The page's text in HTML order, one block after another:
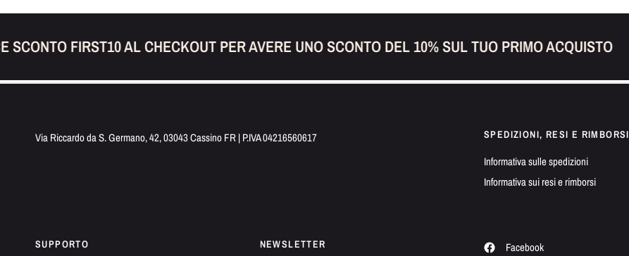
FIRST10 AL CHECKOUT PER AVERE UNO SCONTO DEL 10% SUL TUO PRIMO ACQUISTO
Via Riccardo da S. Germano, 42, 03043 Cassino FR | P.IVA 04216560617 SPEDIZIONI, RESI E RIMBORSI
Informativa sulle spedizioni
Informativa sui resi e rimborsi
SUPPORTO NEWSLETTER Facebook